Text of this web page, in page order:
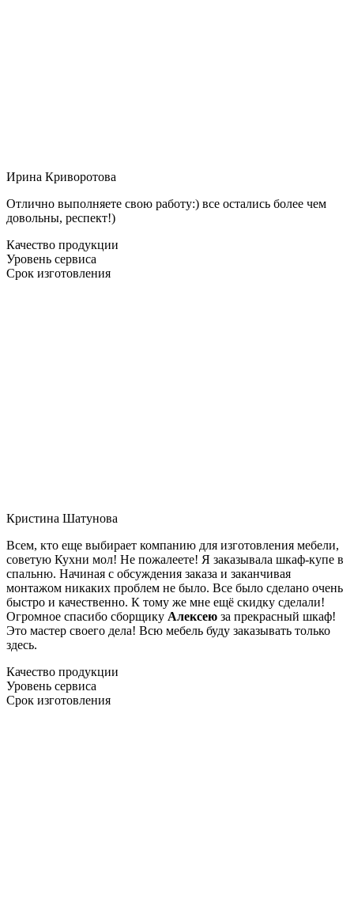
Ирина Криворотова
Отлично выполняете свою работу:) все остались более чем
довольны, респект!)
Качество продукции
Уровень сервиса
Срок изготовления
Кристина Шатунова
Всем, кто еще выбирает компанию для изготовления мебели,
советую Кухни мол! Не пожалеете! Я заказывала шкаф-купе в
спальню. Начиная с обсуждения заказа и заканчивая
монтажом никаких проблем не было. Все было сделано очень
быстро и качественно. К тому же мне ещё скидку сделали!
Огромное спасибо сборщику Алексею за прекрасный шкаф!
Это мастер своего дела! Всю мебель буду заказывать только
здесь.
Качество продукции
Уровень сервиса
Срок изготовления